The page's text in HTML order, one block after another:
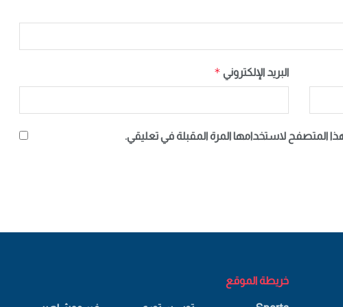
البريد الإلكتروني *
المتصفح لاستخدامها المرة المقبلة في تعليقي.
خريطة الموقع